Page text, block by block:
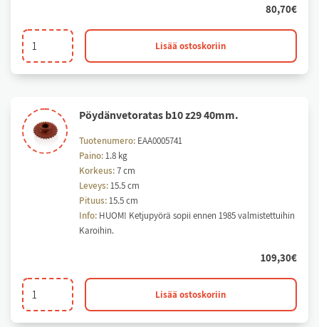
80,70€
Pöydänvetoratas
määrä
Lisää ostoskoriin
Pöy­dän­ve­to­ra­tas b10 z29 40mm.
Tuotenumero: EAA0005741
Paino:1.8 kg
Korkeus:7 cm
Leveys:15.5 cm
Pituus:15.5 cm
Info: HUOM! Ketjupyörä sopii ennen 1985 valmistettuihin
Karoihin.
109,30€
Pöydänvetoratas
b10
Lisää ostoskoriin